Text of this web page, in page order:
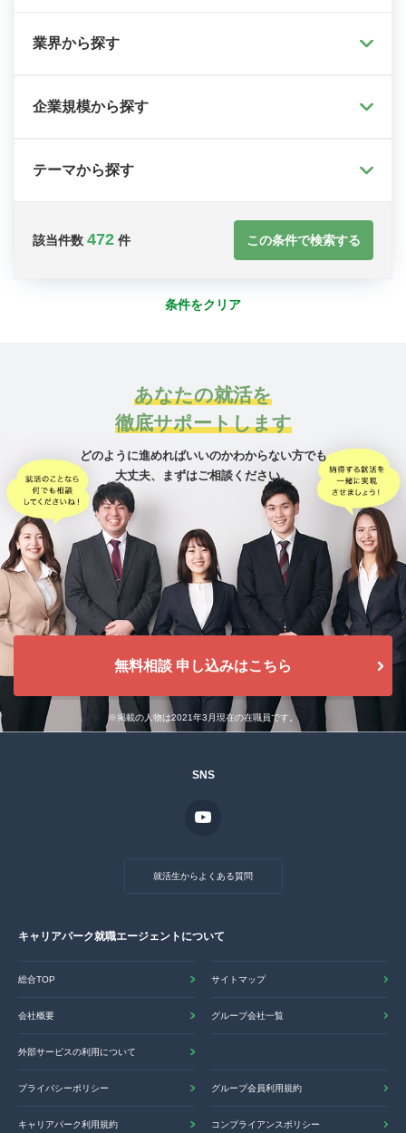
業界から探す
企業規模から探す
テーマから探す
該当件数 472 件 この条件で検索する
条件をクリア
あなたの就活を
徹底サポートします
どのように進めればいいのかわからない方でも
大丈夫、
まずはご相談ください。
無料相談 申し込みはこちら
※掲載の人物は2021年3月現在の在職員です。
SNS
就活生からよくある質問
キャリアパーク就職エージェントについて
総合TOP サイトマップ
会社概要 グループ会社一覧
外部サービスの利用について
プライバシーポリシー グループ会員利用規約
キャリアパーク利用規約 コンプライアンスポリシー